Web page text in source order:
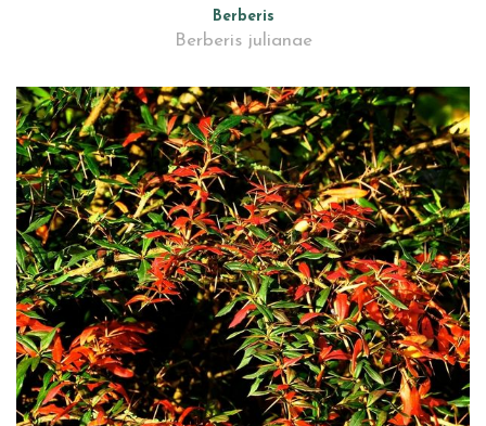
Berberis
Berberis julianae